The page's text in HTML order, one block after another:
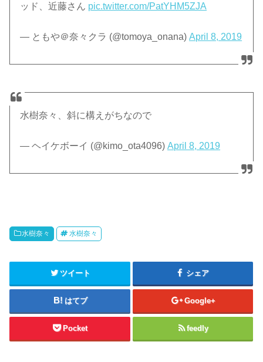
ッド、近藤さん pic.twitter.com/PatYHM5ZJA
— ともや＠奈々クラ (@tomoya_onana)April 8, 2019
水樹奈々、斜に構えがちなので
— ヘイケボーイ (@kimo_ota4096)April 8, 2019
水樹奈々 水樹奈々
ツイート シェア
はてブ Google+
Pocket feedly